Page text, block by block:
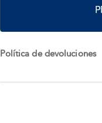
Política de devoluciones